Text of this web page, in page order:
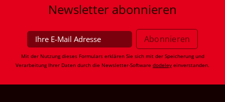
Newsletter abonnieren
Mit der Nutzung dieses Formulars erklären Sie sich mit der Speicherung und
Verarbeitung Ihrer Daten durch die Newsletter-Software dodeley einverstanden.